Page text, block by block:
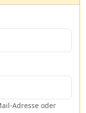
Adresse oder